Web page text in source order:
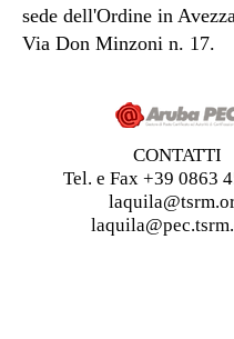
sede dell'Ordine in
Via Don Minzoni n. 17.
CONTATTI
Tel. e Fax +39 0863